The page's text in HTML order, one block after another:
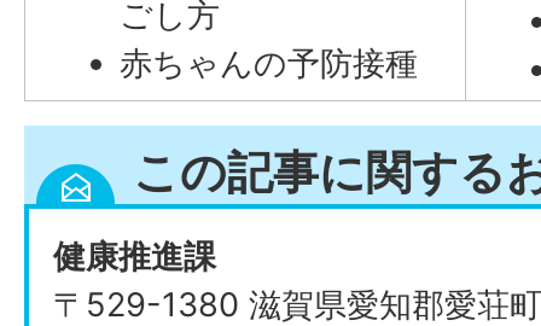
ごし方
赤ちゃんの予防接種
この記事に関する
健康推進課
〒529-1380 滋賀県愛知郡愛荘